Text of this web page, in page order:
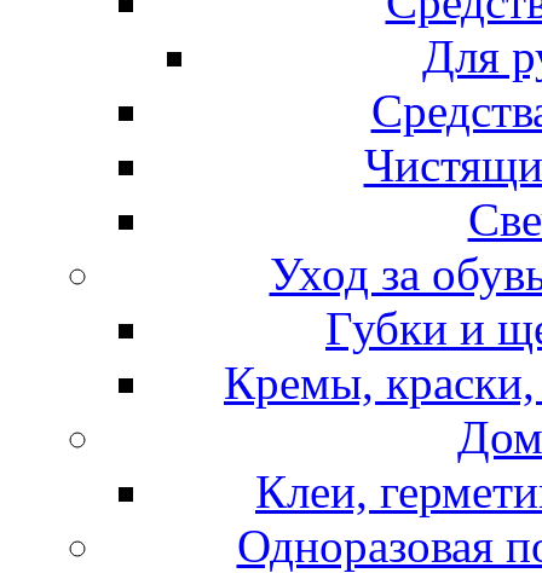
Для
Уход за
Губки и
Кремы, краски,
Клеи,
Одноразовая